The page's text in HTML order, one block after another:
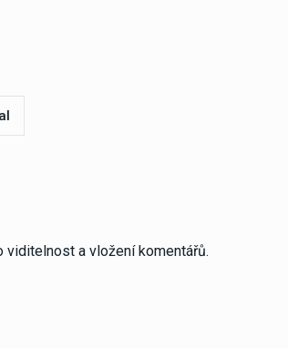
viditelnost a vložení komentářů.